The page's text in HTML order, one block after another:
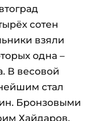
сотен
взяли
одна –
В весовой
стал
Бронзовыми
Хайдаров,